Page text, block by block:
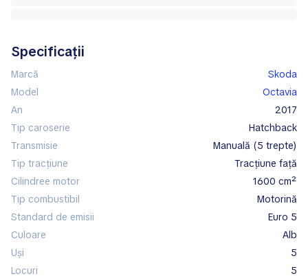
Specificații
Marcă
Skoda
Model
Octavia
An
2017
Tip caroserie
hatchback
Transmisie
manuală (5 trepte)
Tip tracțiune
tracțiune față
Cilindree motor
1600 cm²
Tip combustibil
motorină
Standard de emisii
Euro 5
Culoare
alb
Uși
5
Locuri
5